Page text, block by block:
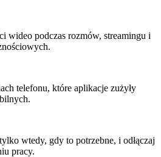
wideo podczas rozmów, streamingu i
telefonu, które aplikacje zużyły
wtedy, gdy to potrzebne, i odłączaj
pracy.